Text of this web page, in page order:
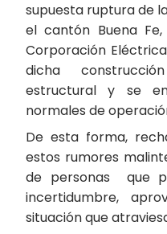
supuesta ruptura de
el cantón Buena
Corporación
dicha
estructural y se
normales de
De esta forma,
estos rumores
de personas
que
incertidumbre,
situación que